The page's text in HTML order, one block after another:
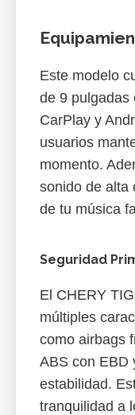
Este modelo
de 9 pulgadas
CarPlay y
usuarios
momento.
sonido de alta
de tu música
Seguridad
El CHERY
múltiples
como airbags
ABS con EBD
estabilidad.
tranquilidad a